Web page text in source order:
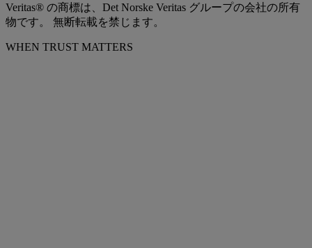
Veritas® の商標は、Det Norske Veritas グループの会社の所有
物です。 無断転載を禁じます。
WHEN TRUST MATTERS